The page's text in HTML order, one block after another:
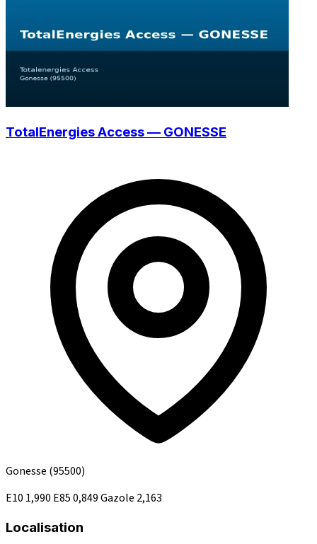
TotalEnergies Access — GONESSE
Gonesse (95500)
E10 1,990 E850,849Gazole 2,163
Localisation